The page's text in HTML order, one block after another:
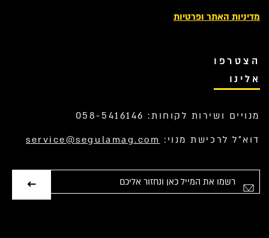
מדיניות האתר ופרטיות
הצטרפו
אלינו
מנויים ושירות לקוחות: 058-5416146
דוא”ל לרכישת מנוי: service@segulamag.com
אימייל